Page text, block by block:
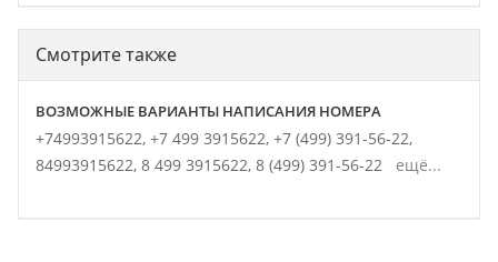
Смотрите также
ВОЗМОЖНЫЕ ВАРИАНТЫ НАПИСАНИЯ НОМЕРА
+74993915622, +7 499 3915622, +7 (499) 391-56-22,
84993915622, 8 499 3915622, 8 (499) 391-56-22 ещё...